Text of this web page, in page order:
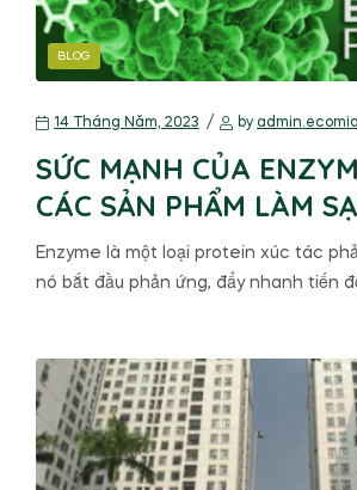
BLOG
14 Tháng Năm, 2023 by admin.ecomia
SỨC MẠNH CỦA
CÁC SẢN PHẨM LÀM
Enzyme là một loại protein xúc tác
nó bắt đầu phản ứng, đẩy nhanh tiến